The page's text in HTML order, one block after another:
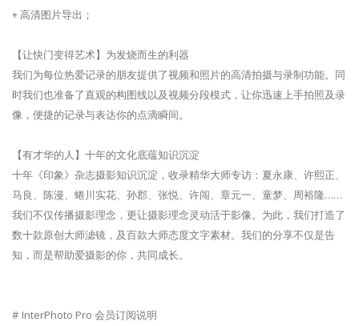
+ 高清图片导出；
【让快门变得艺术】为发烧而生的利器
我们为每位热爱记录的朋友提供了视频和照片的高清拍摄与录制功能。同
时我们也准备了直观的构图线以及视频分段模式，让你迅速上手拍照及录
像，便捷的记录与表达你的点滴瞬间。
【有才华的人】十年的文化底蕴知识沉淀
十年《印象》杂志摄影知识沉淀，收录精华大师专访：夏永康、许熙正、
马良、陈漫、蜷川实花、孙郡、张悦、许闯、章元一、童梦、周裕隆……
我们不仅传播摄影理念，更让摄影理念灵动活于影像。为此，我们打造了
数十款原创大师滤镜，及百款大师态度文字素材。我们的分享不仅是告
知，而是帮助爱摄影的你，共同成长。
# InterPhoto Pro 会员订阅说明